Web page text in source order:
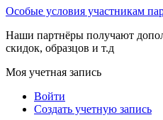
Особые условия участникам
Наши партнёры получают
скидок, образцов и т.д
Моя учетная запись
Войти
Создать учетную запись